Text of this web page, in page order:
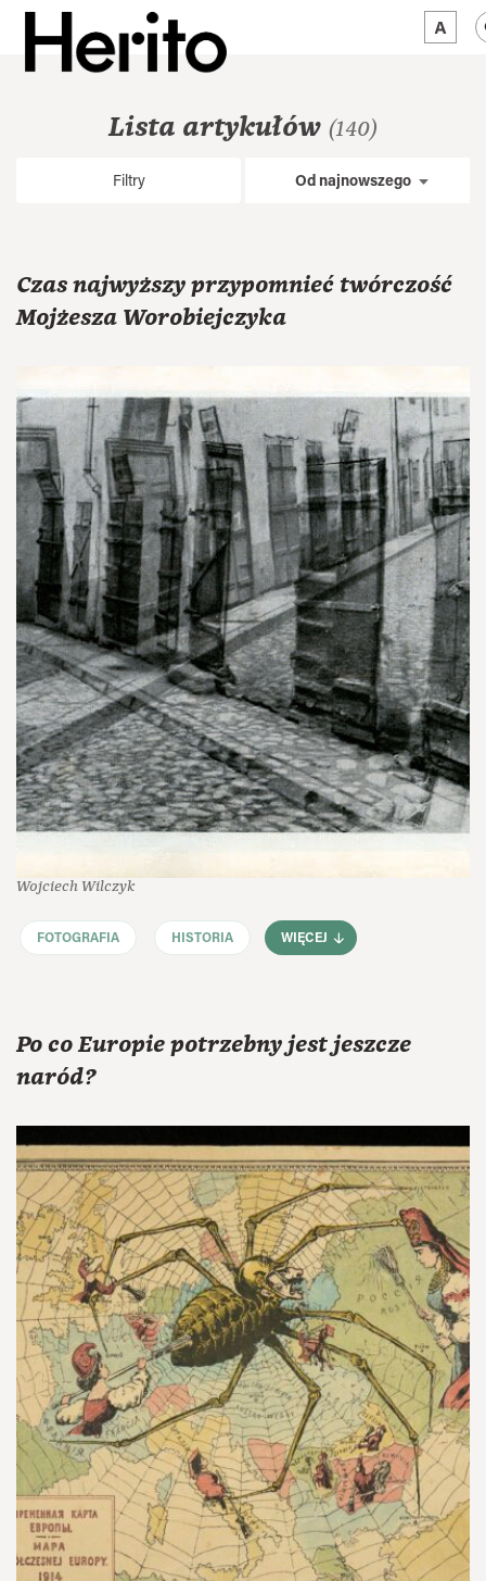
MAMY NA OKULista artykułów (140)
Filtry Od najnowszego
Czas najwyższy przypomnieć twórczość
Mojżesza Worobiejczyka
Wojciech Wilczyk
FOTOGRAFIA HISTORIA WIĘCEJ
Po co Europie potrzebny jest jeszcze
naród?